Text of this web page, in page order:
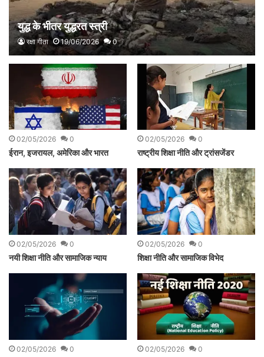
युद्ध के भीतर युद्धरत स्त्री
रक्षा गीता 19/06/2026 0
02/05/2026 0
ईरान, इजरायल, अमेरिका और भारत
02/05/2026 0
राष्ट्रीय शिक्षा नीति और ट्रांसजेंडर
02/05/2026 0
नयी शिक्षा नीति और सामाजिक न्याय
02/05/2026 0
शिक्षा नीति और सामाजिक विभेद
02/05/2026 0 02/05/2026 0